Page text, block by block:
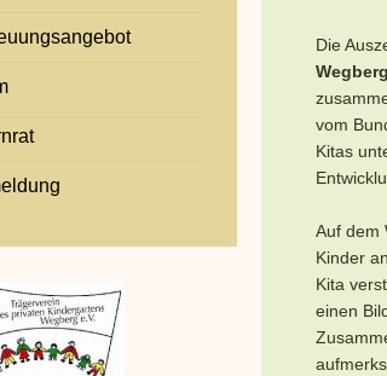
Die
Wegberg
vom
Kitas
Auf dem
Kinder
Kita
einen